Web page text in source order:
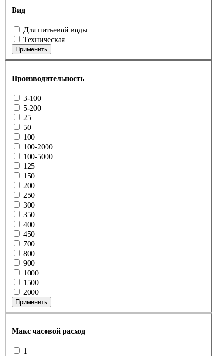
Вид
Для питьевой воды
Техническая
Применить
Производительность
3-100
5-200
25
50
100
100-2000
100-5000
125
150
200
250
300
350
400
450
700
800
900
1000
1500
2000
Применить
Макс часовой расход
1